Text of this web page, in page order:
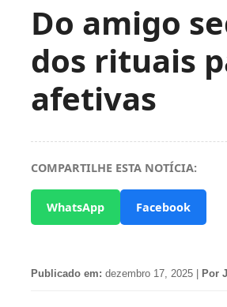
Do amigo
dos rituais
afetivas
COMPARTILHE ESTA NOTÍCIA:
WhatsApp Facebook
Publicado em: dezembro 17, 2025 | Por